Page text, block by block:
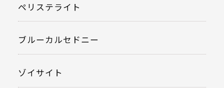
ペリステライト
ブルーカルセドニー
ゾイサイト